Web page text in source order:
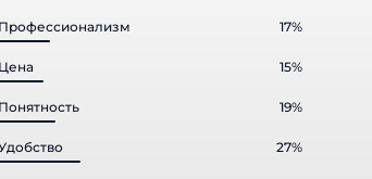
17%
15%
19%
27%